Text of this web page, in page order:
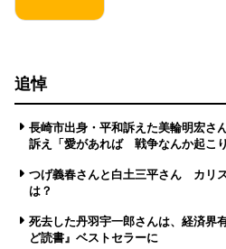
追悼
長崎市出身・平和訴えた美輪明宏
訴え「愛があれば 戦争なんか起こり
つげ義春さんと白土三平さん カリ
は？
死去した丹羽宇一郎さんは、経済
ど読書』ベストセラーに